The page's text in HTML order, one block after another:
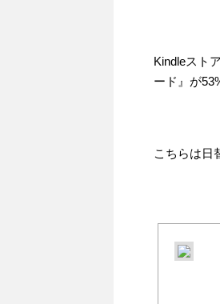
Kindleスト
ード』が
こちらは日